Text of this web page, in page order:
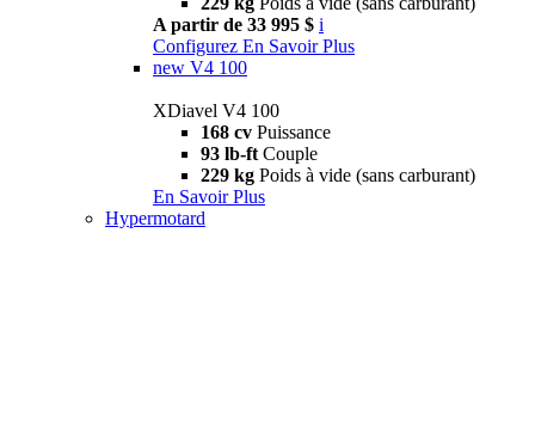
A partir de 33 995 $ i
Configurez En Savoir Plus
new V4 100
XDiavel V4 100
168 cv Puissance
93 lb-ft Couple
229 kg Poids à vide (sans carburant)
En Savoir Plus
Hypermotard